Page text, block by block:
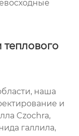
наша
и
Czochra,
галлила,